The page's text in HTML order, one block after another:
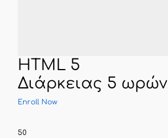
HTML 5
Διάρκειας 5 ωρών
Enroll Now
50